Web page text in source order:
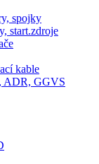
spojky
start.zdroje
kable
ADR, GGVS